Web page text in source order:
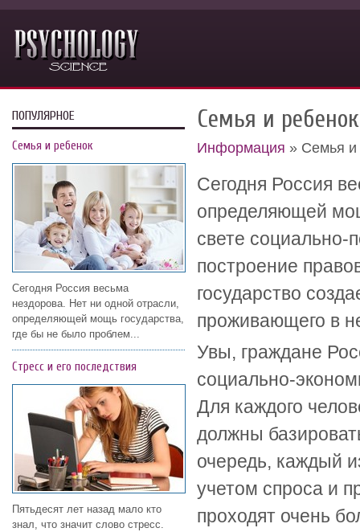
Семья и ребенок
Информация » Семья и
Сегодня Россия
определяющей
свете социально-
построение
государство
проживающего в
Увы, граждане
социально-
Для каждого
должны
очередь, каждый
учетом спроса и
проходят очень
ПОПУЛЯРНОЕ
Семья и ребенок
Сегодня Россия весьма
нездорова. Нет ни одной отрасли,
определяющей мощь государства,
где бы не было проблем...
Стресс и его последствия
Пятьдесят лет назад мало кто
знал, что значит слово стресс.